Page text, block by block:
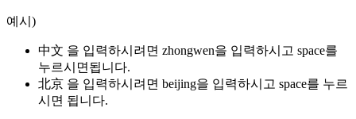
예시)
中文 을 입력하시려면 zhongwen을 입력하시고 space를
누르시면됩니다.
北京 을 입력하시려면 beijing을 입력하시고 space를 누르
시면 됩니다.